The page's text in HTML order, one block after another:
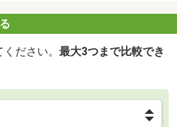
ださい。 最大3つまで比較でき